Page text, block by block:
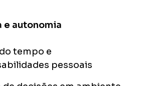
e autonomia
tempo e
pessoais